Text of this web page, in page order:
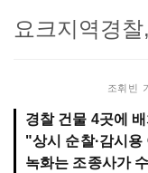
요크지역경
조휘빈
경찰 건물 4곳에 배
"상시 순찰·감시용
녹화는 조종사가